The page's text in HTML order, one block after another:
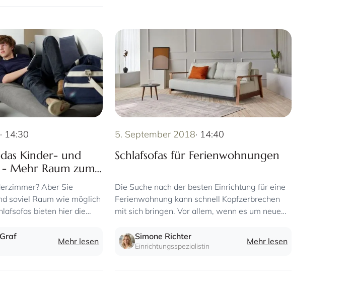
· 14:30
Kinder- und
Mehr Raum zum
Aber Sie
soviel Raum wie möglich
bieten hier die
Besuch der Freunde.
Mehr lesen
5. September 2018· 14:40
Schlafsofas für Ferienwohnungen
Die Suche nach der besten Einrichtung für eine
Ferienwohnung kann schnell Kopfzerbrechen
mit sich bringen. Vor allem, wenn es um neue
Simone Richter
Einrichtungsspezialistin Mehr lesen